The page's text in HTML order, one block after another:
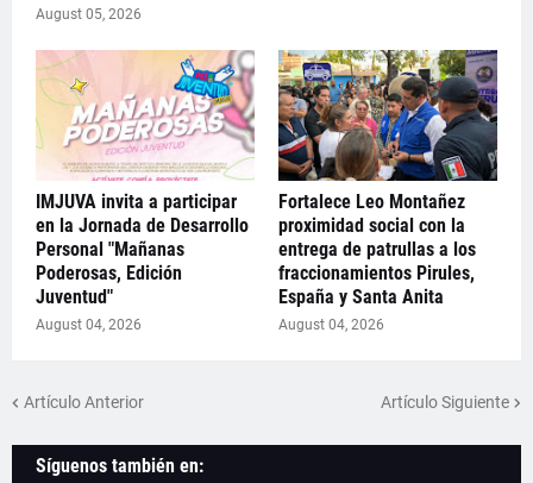
August 05, 2026
IMJUVA invita a participar
en la Jornada de Desarrollo
Personal "Mañanas
Poderosas, Edición
Juventud"
August 04, 2026
Fortalece Leo Montañez
proximidad social con la
entrega de patrullas a los
fraccionamientos Pirules,
España y Santa Anita
August 04, 2026
Artículo Anterior Artículo Siguiente
Síguenos también en: